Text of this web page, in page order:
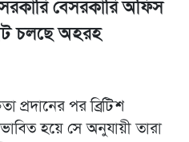
বেসরকারি অফিস
চলছে অহরহ
প্রদানের পর ব্রিটিশ
হয়ে সে অনুযায়ী তারা